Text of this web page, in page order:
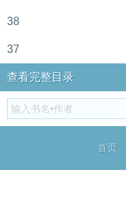
38
37
查看完整目录
首页